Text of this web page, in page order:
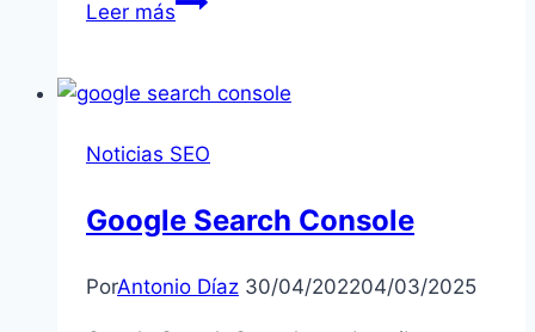
Leer más
Noticias SEO
Google Search Console
PorAntonio Díaz 30/04/202204/03/2025